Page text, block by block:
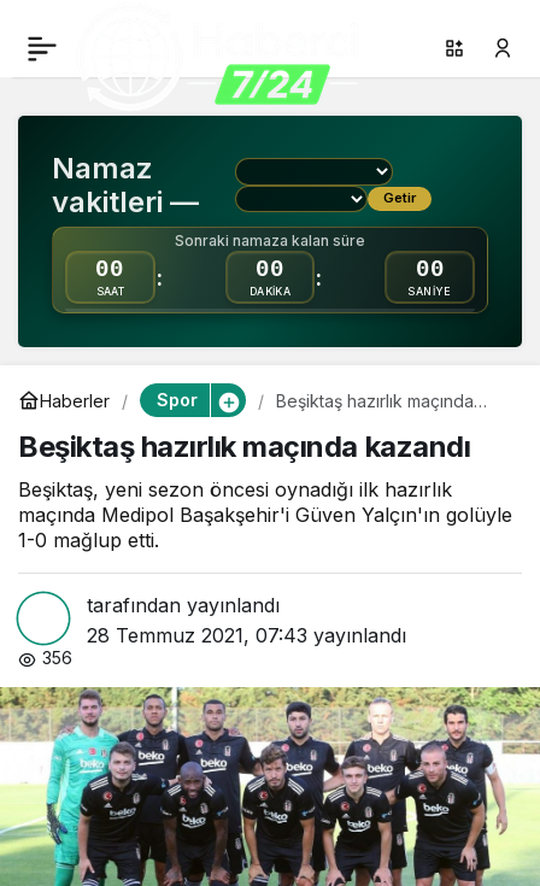
Namaz
vakitleri —
Getir
Sonraki namaza kalan süre
00
SAAT
: 00
DAKİKA
: 00
SANİYE
Haberler Spor
Beşiktaş hazırlık maçında
Beşiktaş hazırlık maçında kazandı
Beşiktaş, yeni sezon öncesi oynadığı ilk hazırlık
maçında Medipol Başakşehir'i Güven Yalçın'ın golüyle
1-0 mağlup etti.
tarafından yayınlandı
28 Temmuz 2021, 07:43 yayınlandı
356
Beşiktaş hazırlık Paylaş